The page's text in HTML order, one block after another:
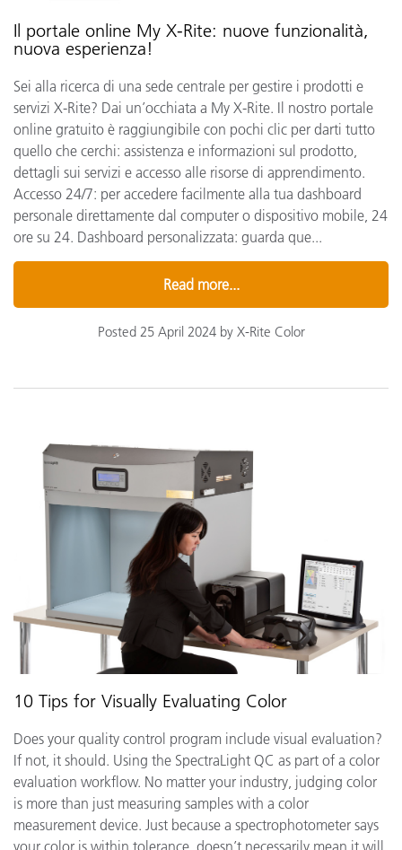
Il portale online My X-Rite: nuove funzionalità,
nuova esperienza!
Sei alla ricerca di una sede centrale per gestire i prodotti e
servizi X-Rite? Dai un’occhiata a My X-Rite. Il nostro portale
online gratuito è raggiungibile con pochi clic per darti tutto
quello che cerchi: assistenza e informazioni sul prodotto,
dettagli sui servizi e accesso alle risorse di apprendimento.
Accesso 24/7: per accedere facilmente alla tua dashboard
personale direttamente dal computer o dispositivo mobile, 24
ore su 24. Dashboard personalizzata: guarda que...
Read more...
Posted 25 April 2024 by X-Rite Color
10 Tips for Visually Evaluating Color
Does your quality control program include visual evaluation?
If not, it should. Using the SpectraLight QC as part of a color
evaluation workflow. No matter your industry, judging color
is more than just measuring samples with a color
measurement device. Just because a spectrophotometer says
your color is within tolerance, doesn’t necessarily mean it will